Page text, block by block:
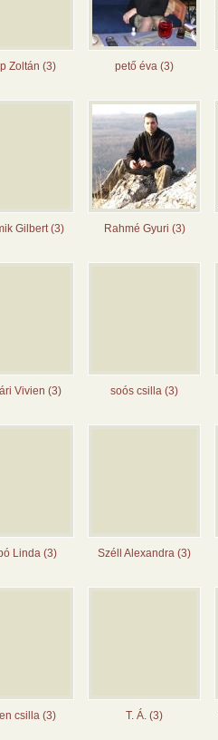
Zoltán (3) pető éva (3)
Gilbert (3) Rahmé Gyuri (3)
Vivien (3) soós csilla (3)
Linda (3) Széll Alexandra (3)
csilla (3) T. Á. (3)